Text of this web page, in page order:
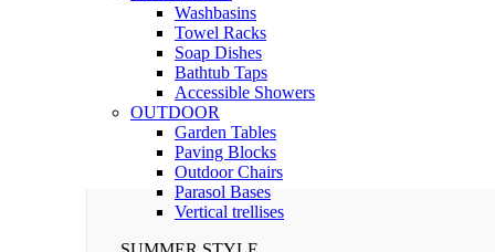
Washbasins
Towel Racks
Soap Dishes
Bathtub Taps
Accessible Showers
OUTDOOR
Garden Tables
Paving Blocks
Outdoor Chairs
Parasol Bases
Vertical trellises